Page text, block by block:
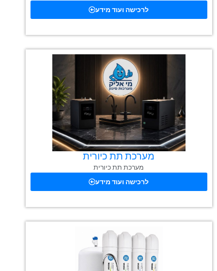
לרכישה ועוד מידע
מערכת תת כיורית
מערכת תת כיורית
לרכישה ועוד מידע